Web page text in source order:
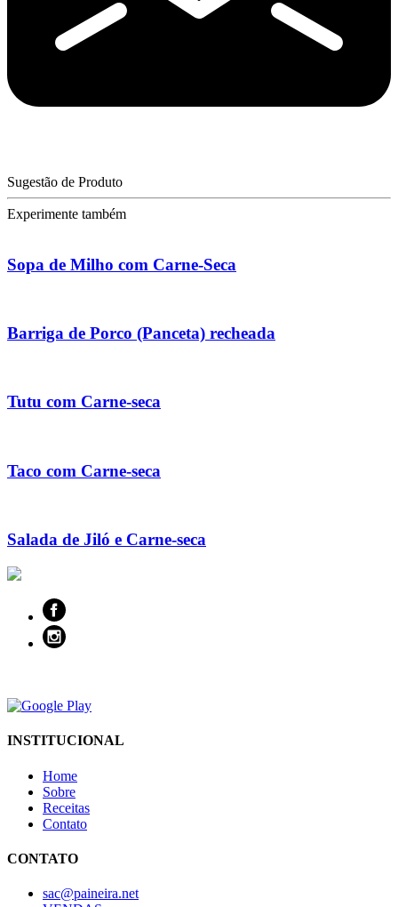
Sugestão de Produto
Experimente também
Sopa de Milho com Carne-Seca
Barriga de Porco (Panceta) recheada
Tutu com Carne-seca
Taco com Carne-seca
Salada de Jiló e Carne-seca
INSTITUCIONAL
Home
Sobre
Receitas
Contato
CONTATO
sac@paineira.net